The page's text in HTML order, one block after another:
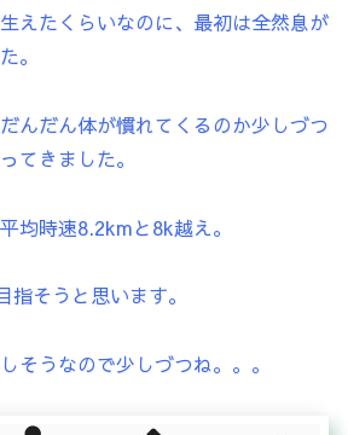
えたくらいなのに、最初は全然息が
。
んだん体が慣れてくるのか少しづつ
てきました。
均時速8.2kmと8k越え。
そうと思います。
そうなので少しづつね。。。